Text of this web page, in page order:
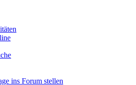
ins Forum stellen